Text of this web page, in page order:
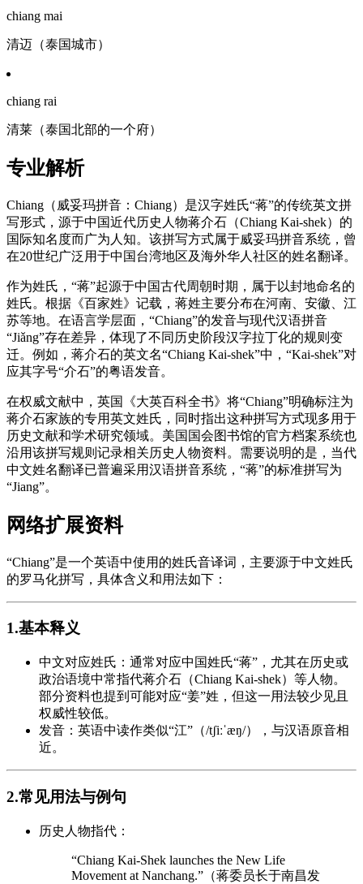
chiang mai
清迈（泰国城市）
chiang rai
清莱（泰国北部的一个府）
专业解析
Chiang（威妥玛拼音：Chiang）是汉字姓氏“蒋”的传统英文拼
写形式，源于中国近代历史人物蒋介石（Chiang Kai-shek）的
国际知名度而广为人知。该拼写方式属于威妥玛拼音系统，曾
在20世纪广泛用于中国台湾地区及海外华人社区的姓名翻译。
作为姓氏，“蒋”起源于中国古代周朝时期，属于以封地命名的
姓氏。根据《百家姓》记载，蒋姓主要分布在河南、安徽、江
苏等地。在语言学层面，“Chiang”的发音与现代汉语拼音
“Jiǎng”存在差异，体现了不同历史阶段汉字拉丁化的规则变
迁。例如，蒋介石的英文名“Chiang Kai-shek”中，“Kai-shek”对
应其字号“介石”的粤语发音。
在权威文献中，英国《大英百科全书》将“Chiang”明确标注为
蒋介石家族的专用英文姓氏，同时指出这种拼写方式现多用于
历史文献和学术研究领域。美国国会图书馆的官方档案系统也
沿用该拼写规则记录相关历史人物资料。需要说明的是，当代
中文姓名翻译已普遍采用汉语拼音系统，“蒋”的标准拼写为
“Jiang”。
网络扩展资料
“Chiang”是一个英语中使用的姓氏音译词，主要源于中文姓氏
的罗马化拼写，具体含义和用法如下：
1.基本释义
中文对应姓氏：通常对应中国姓氏“蒋”，尤其在历史或
政治语境中常指代蒋介石（Chiang Kai-shek）等人物。
部分资料也提到可能对应“姜”姓，但这一用法较少见且
权威性较低。
发音：英语中读作类似“江”（/tʃiːˈæŋ/），与汉语原音相
近。
2.常见用法与例句
历史人物指代：
“Chiang Kai-Shek launches the New Life
Movement at Nanchang.”（蒋委员长于南昌发